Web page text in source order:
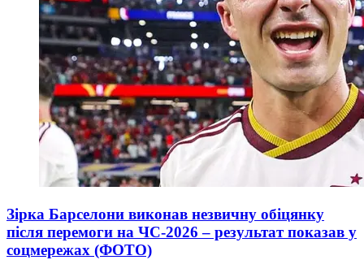
Зірка Барселони виконав незвичну обіцянку
після перемоги на ЧС-2026 – результат показав у
соцмережах (ФОТО)